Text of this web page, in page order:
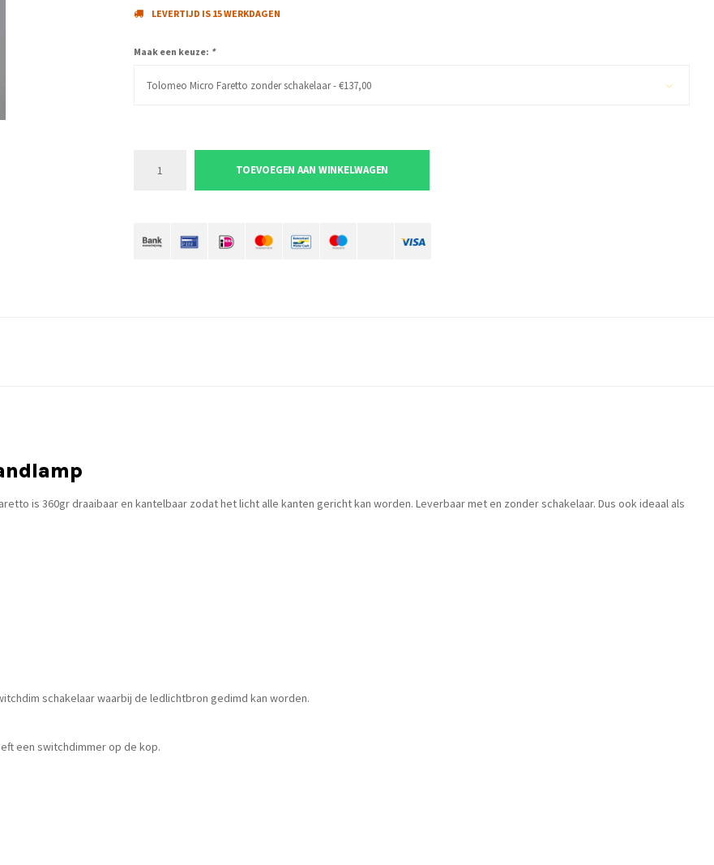
LEVERTIJD IS 15 WERKDAGEN
Maak een keuze: *
Tolomeo Micro Faretto zonder schakelaar - €137,00
TOEVOEGEN AAN WINKELWAGEN
is 360gr draaibaar en kantelbaar zodat het licht alle kanten gericht kan worden. Leverbaar met en zonder schakelaar. Dus ook ideaal als
schakelaar waarbij de ledlichtbron gedimd kan worden.
een switchdimmer op de kop.